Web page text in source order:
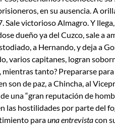
en su ausencia. A
Sale victorioso Almagro. Y
dueño ya del Cuzco, sale a
a Hernando, y deja a
varios capitanes, logran
mientras tanto? Prepararse
son de paz, a Chincha, al
una “gran reputación de
las hostilidades por parte del
parauna entrevistacon